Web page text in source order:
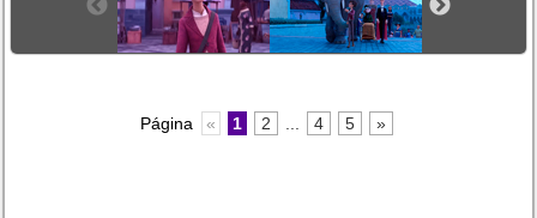
Página « 1 2 4 5 »